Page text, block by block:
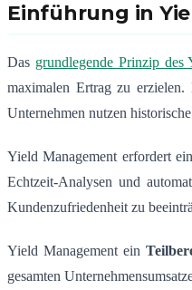
Einführung in
Das grundlegende Prinzip des
maximalen Ertrag zu erzielen.
Unternehmen nutzen
Yield Management erfordert
Echtzeit-Analysen und
Kundenzufriedenheit zu
Yield Management ein
gesamten